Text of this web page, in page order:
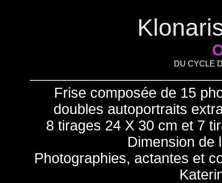
DU CYCLE
Frise composée de 15
doubles autoportraits
8 tirages 24 X 30 cm et 7
Dimension
Photographies, actantes et